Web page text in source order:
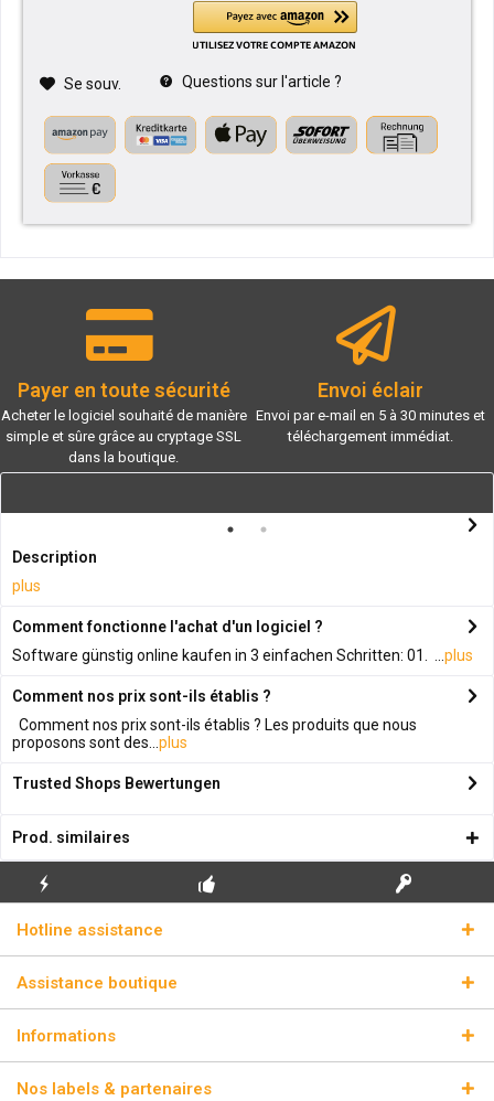
Se souv. Questions sur l'article ?
Payer en toute sécurité
Acheter le logiciel souhaité de manière
simple et sûre grâce au cryptage SSL
dans la boutique.
Envoi éclair
Envoi par e-mail en 5 à 30 minutes et
téléchargement immédiat.
Description
plus
Comment fonctionne l'achat d'un logiciel ?
Software günstig online kaufen in 3 einfachen Schritten: 01. ... plus
Comment nos prix sont-ils établis ?
Comment nos prix sont-ils établis ? Les produits que nous
proposons sont des... plus
Trusted Shops Bewertungen
Prod. similaires
ÉCLAIR
Hotline assistance
Assistance boutique
Informations
Nos labels & partenaires